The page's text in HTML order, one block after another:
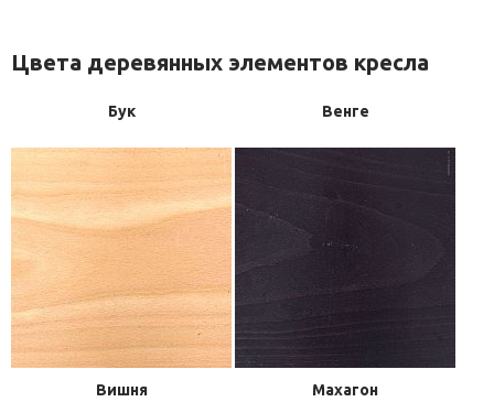
Цвета деревянных элементов кресла
Бук Венге
Вишня Махагон